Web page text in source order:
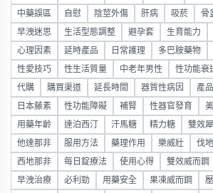
中藥誤區 自慰 陰莖外傷 肝病 吸菸 骨
早洩迷思 生活型態調整 避孕套 生育能力
心理因素 延時產品 日常護理 多巴胺藥物
性愛技巧 性生活質量 中老年男性 性功能衰
代購 購買渠道 延長時間 器質性病因 產
日本藤素 性功能障礙 補腎 性器官發育
用藥年齡 達泊西汀 汗馬糖 精力糖 雙效
他達那非 服用方法 藥理作用 樂威壯 伐
西地那非 每日錠療法 使用心得 雙效威而鋼
早洩治療 必利勁 用藥安全 果凍威而鋼